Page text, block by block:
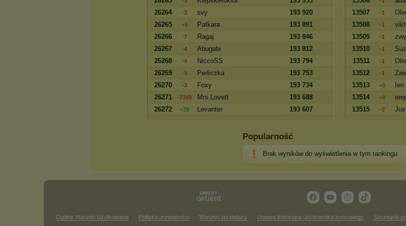
26264
-3 svy
193 920
26265
+9 Patkara
193 891
26266
-7 Ragaj
193 846
26267
-4 Abugabi
193 812
26268
-4 NiccoSS
193 794
26269
-3 Perliczka
193 753
26270
-3 Foxy
193 734
26271
-7349 Mrs.Lovett
193 688
26272
+39 Levanter 193 607
13507
-1
13508
-1
13509
-1
13510
-1
13511
-1
13512
-1
13513
+9 Ieri
13514
+9
13515
-2
Popularność
Brak wyników do wyświetlenia w tym rankingu
Ogólne Warunki Użytkowania Polityka prywatności Warunki sprzedaży Umowa licencyjna użytkownika końcowego Szczegóły